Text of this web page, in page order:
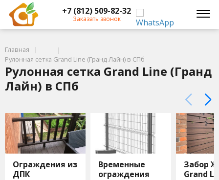
+7 (812) 509-82-32
Заказать звонок
Главная
Рулонная сетка Grand Line (Гранд Лайн) в СПб
Рулонная сетка Grand Line (Гранд
Лайн) в СПб
Ограждения из
ДПК
Временные
ограждения
Забор
Grand